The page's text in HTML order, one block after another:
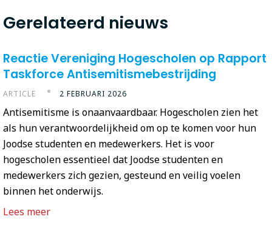
Gerelateerd nieuws
Reactie Vereniging Hogescholen op Rapport
Taskforce Antisemitismebestrijding
ARTICLE 2 FEBRUARI 2026
Antisemitisme is onaanvaardbaar. Hogescholen zien het
als hun verantwoordelijkheid om op te komen voor hun
Joodse studenten en medewerkers. Het is voor
hogescholen essentieel dat Joodse studenten en
medewerkers zich gezien, gesteund en veilig voelen
binnen het onderwijs.
Lees meer